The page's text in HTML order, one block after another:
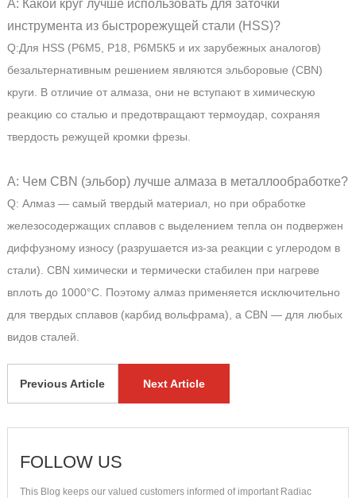
A: Какой круг лучше использовать для заточки
инструмента из быстрорежущей стали (HSS)?
Q:Для HSS (Р6М5, Р18, Р6М5К5 и их зарубежных аналогов)
безальтернативным решением являются эльборовые (CBN)
круги. В отличие от алмаза, они не вступают в химическую
реакцию со сталью и предотвращают термоудар, сохраняя
твердость режущей кромки фрезы.
A: Чем CBN (эльбор) лучше алмаза в металлообработке?
Q: Алмаз — самый твердый материал, но при обработке
железосодержащих сплавов с выделением тепла он подвержен
диффузному износу (разрушается из-за реакции с углеродом в
стали). CBN химически и термически стабилен при нагреве
вплоть до 1000°C. Поэтому алмаз применяется исключительно
для твердых сплавов (карбид вольфрама), а CBN — для любых
видов сталей.
Previous Article Next Article
FOLLOW US
This Blog keeps our valued customers informed of important Radiac